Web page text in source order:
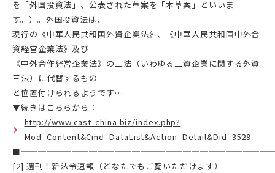
を「外国投資法」、公表された草案を「本草案」といいま
す。）。外国投資法は、
現行の《中華人民共和国外資企業法》、《中華人民共和国中外合
資経営企業法》及び
《中外合作経営企業法》の三法（いわゆる三資企業に関する外資
三法）に代替するもの
と位置付けられるようです…
▼続きはこちらから：
http://www.cast-china.biz/index.php?
Mod=Content&Cmd=DataList&Action=Detail&Did=3529
[2] 週刊！新法令速報（どなたでもご覧いただけます）